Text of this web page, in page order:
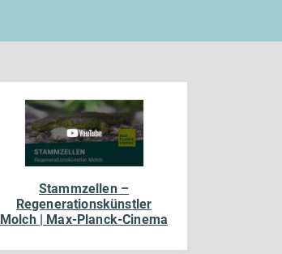
Stammzellen –
Regenerationskünstler
Molch | Max-Planck-Cinema